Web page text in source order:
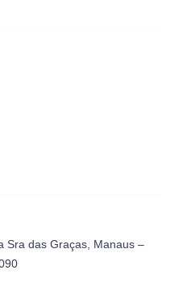
Sra das Graças, Manaus –